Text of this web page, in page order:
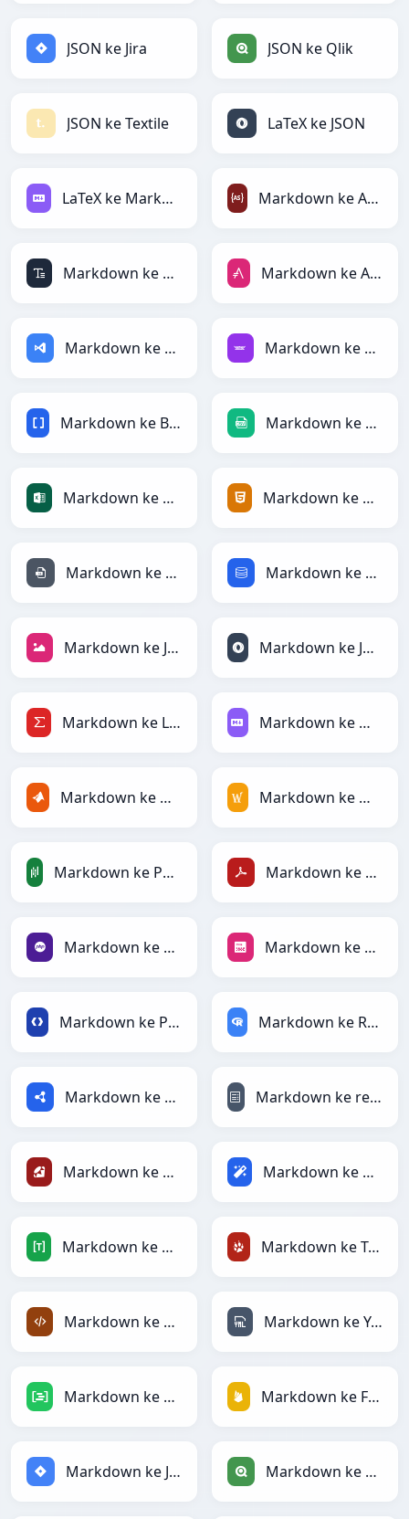
JSON ke Jira JSON ke Qlik
JSON ke Textile LaTeX ke JSON
LaTeX ke Markdown Markdown ke ActionScript
Markdown ke ASCII Markdown ke AsciiDoc
Markdown ke ASP Markdown ke Avro
Markdown ke BBCode Markdown ke CSV
Markdown ke Excel Markdown ke HTML
Markdown ke INI Markdown ke SQL
Markdown ke JPEG Markdown ke JSONLines
Markdown ke LaTeX Markdown ke Markdown
Markdown ke MATLAB Markdown ke MediaWiki
Markdown ke PandasDataFrame Markdown ke PDF
Markdown ke PHP Markdown ke PNG
Markdown ke Protobuf Markdown ke RDataFrame
Markdown ke RDF Markdown ke reStructuredText
Markdown ke Ruby Markdown ke Magic
Markdown ke TOML Markdown ke TracWiki
Markdown ke XML Markdown ke YAML
Markdown ke DAX Markdown ke Firebase
Markdown ke Jira Markdown ke Qlik